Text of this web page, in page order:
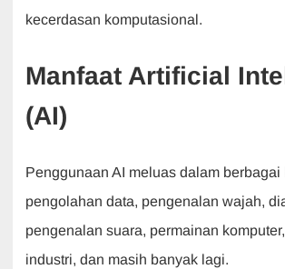
kecerdasan komputasional.
Manfaat Artificial
(AI)
Penggunaan AI meluas dalam berbagai
pengolahan data, pengenalan wajah,
pengenalan suara, permainan
industri, dan masih banyak lagi.